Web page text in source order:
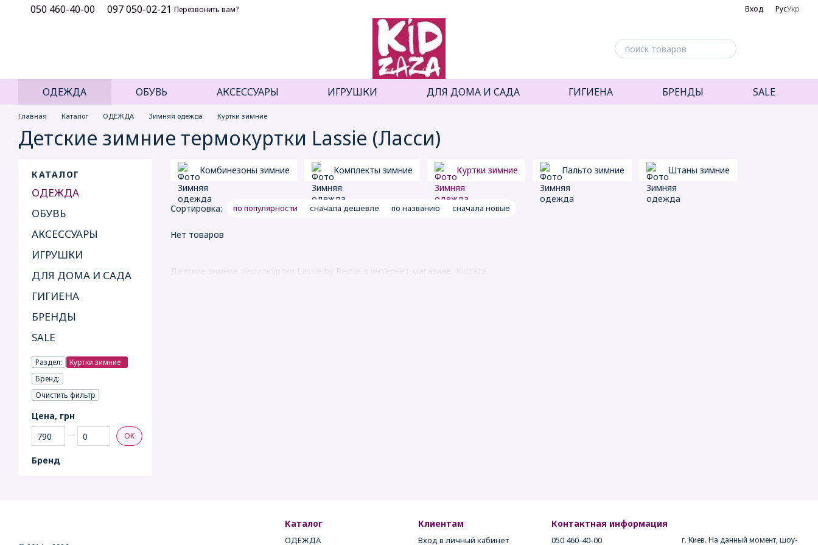
Перейти к основному контенту
050 460-40-00 097 050-02-21 Перезвонить вам? Вход РусУкр
ОДЕЖДА ОБУВЬ АКСЕССУАРЫ ИГРУШКИ ДЛЯ ДОМА И САДА ГИГИЕНА БРЕНДЫ SALE
Главная Каталог ОДЕЖДА Зимняя одежда Куртки зимние
Детские зимние термокуртки Lassie (Ласси)
Комбинезоны зимние Комплекты зимние Куртки зимние Пальто зимние Штаны зимние
Сортировка: по популярности сначала дешевле по названию сначала новые
Детские зимние термокуртки Lassie by Reima в интернет-магазине Kidzaza.
Нет товаров
КАТАЛОГ
ОДЕЖДА
ОБУВЬ
АКСЕССУАРЫ
ИГРУШКИ
ДЛЯ ДОМА И САДА
ГИГИЕНА
БРЕНДЫ
SALE
Раздел:
Куртки зимние
Бренд:
Очистить фильтр
Цена, грн
От Цена, грн
До Цена, грн OK
Бренд
Каталог
ОДЕЖДА
Клиентам
Вход в личный кабинет
Контактная информация
050 460-40-00
г. Киев. На данный момент, шоу-